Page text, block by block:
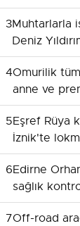
böğürtlen
3Muhtarlarla
Deniz
4Omurilik
anne ve
kavuştu
5Eşref Rüya
İznik'te
6Edirne
sağlık
İslam Köse
7Off-road